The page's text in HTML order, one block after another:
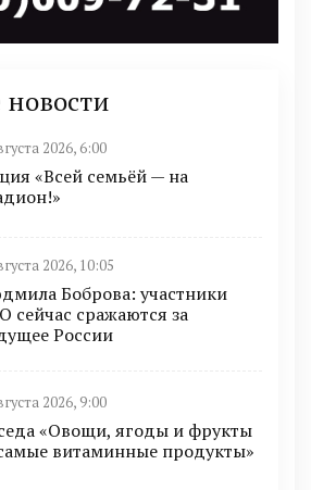
2026, 6:00
«Всей семьёй — на
2026, 10:05
Боброва: участники
сейчас сражаются за
России
2026, 9:00
«Овощи, ягоды и фрукты
витаминные продукты»